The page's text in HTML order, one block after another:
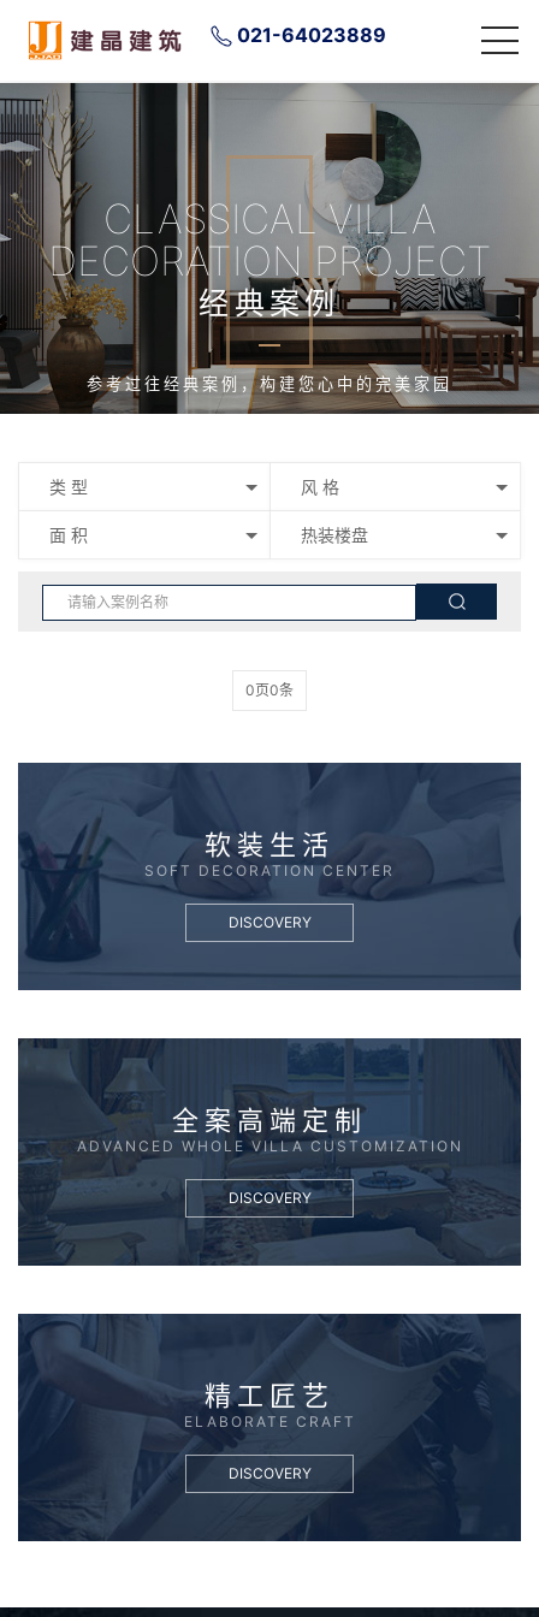
021-64023889
CLASSICAL VILLA
DECORATION PROJECT
经典案例
参考过往经典案例，构建您心中的完美家园
类 型 风 格
面 积 热装楼盘
0页0条
软装生活
SOFT DECORATION CENTER
DISCOVERY
全案高端定制
ADVANCED WHOLE VILLA CUSTOMIZATION
DISCOVERY
精工匠艺
ELABORATE CRAFT
DISCOVERY